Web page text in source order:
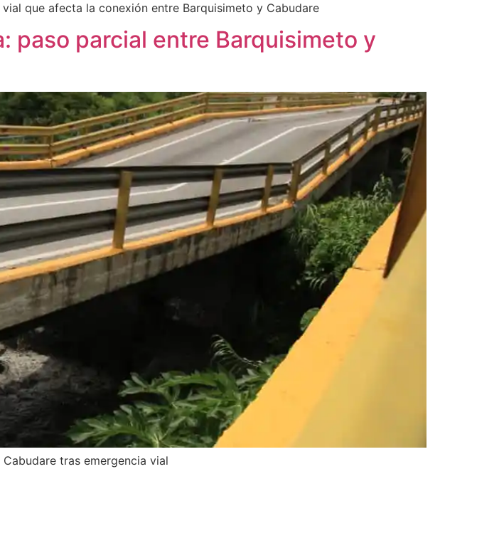
que afecta la conexión entre Barquisimeto y Cabudare
paso parcial entre Barquisimeto y
tras emergencia vial